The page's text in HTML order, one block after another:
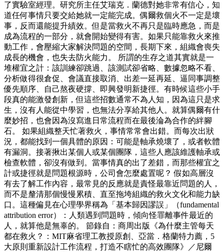
了實驗室經理。研究所主任艾瑞克．蘭德對她非常有信心，知
道任何事情只要交給她就一定能完成。偶爾救個火不一定是壞
事，反而還能提升績效。但是當救火不再只是臨時應急，而是
成為流程的一部分，就會開始變得有害。如果只能靠救火來推
動工作，會壓縮大家解決問題的空間，長期下來，組織會喪失
成長的機會，也失去防火能力。 所謂的生存之道其實就是一
堆權宜之計：該訓練卻跳過、該測試卻省略、數據忽略不看、
分析做得很倉促、會議直接取消、出差一延再延、逼同事調整
優先順序、自己熬夜硬撐、即興發明新捷徑。有時候這些小手
段真的能激發創新，但這些招數通常不為人知，因為這只是求
生，沒有人能從中學習，也無法分享給其他人。就算偶爾有什
麼妙招，也會因為沒寫進日常流程而在最後淪為合作的絆腳
石。 如果組織整天忙著救火，事情常常會出錯。而每次出狀
況，都能找到一個具體的原因：可能是軸承燒壞了，或者軟體
有漏洞。接著揪出某個人或某個團隊，這些人應該維護軸承或
檢查軟體，卻沒有做到。當事情真的出了差錯，而那些權宜之
計或捷徑就是問題根源時，公司會怎麼處置呢？ 假如高層沒
有去了解工作內容，最常見的反應就是責怪最靠近問題的人，
而不是釐清那個慢慢累積、直至拖垮組織的救火文化和能力缺
口。這種偏見在心理學界稱為「基本歸因謬誤」（fundamental
attribution error）：人類遇到問題時，傾向怪罪離事件最近的
人，就算他是無辜的。 節錄自：商周出版《為什麼主管每天
都在救火？：MIT麻省理工教授原創、亞當．格蘭特力薦，5
大原則重新設計工作流程，打造不瞎忙的高效團隊》／尼爾